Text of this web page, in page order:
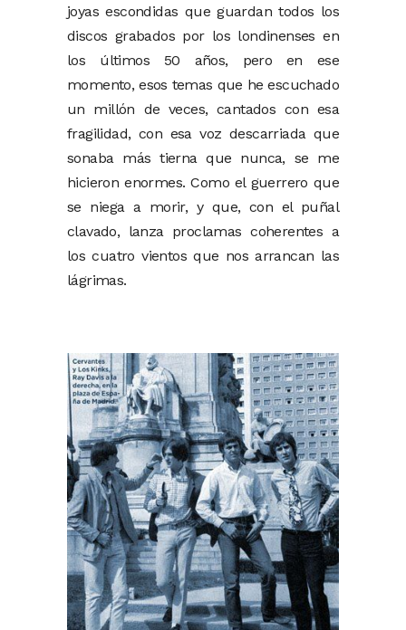
joyas escondidas que guardan todos los
discos grabados por los londinenses en
los últimos 50 años, pero en ese
momento, esos temas que he escuchado
un millón de veces, cantados con esa
fragilidad, con esa voz descarriada que
sonaba más tierna que nunca, se me
hicieron enormes. Como el guerrero que
se niega a morir, y que, con el puñal
clavado, lanza proclamas coherentes a
los cuatro vientos que nos arrancan las
lágrimas.